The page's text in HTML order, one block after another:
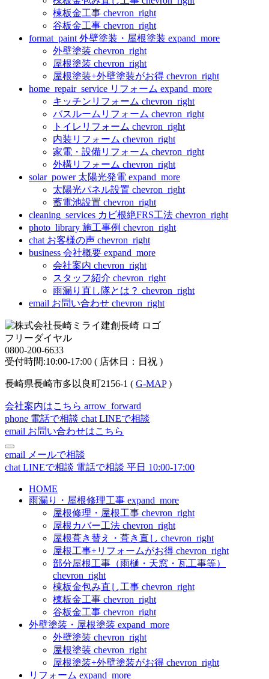
棟板金工事 chevron_right
谷板金工事 chevron_right
format_paint 外壁塗装・屋根塗装 expand_more
外壁塗装 chevron_right
屋根塗装 chevron_right
屋根塗装+外壁塗装がお得 chevron_right
home_repair_service リフォーム expand_more
キッチンリフォーム chevron_right
バスルームリフォーム chevron_right
トイレリフォーム chevron_right
内装リフォーム chevron_right
家電・設備リフォーム chevron_right
外構リフォーム chevron_right
solar_power 太陽光発電 expand_more
太陽光パネル設置 chevron_right
蓄電池設置 chevron_right
cleaning_services カビ根絶FRS工法 chevron_right
photo_library 施工事例 chevron_right
chat お客様の声 chevron_right
business 会社概要 expand_more
会社案内 chevron_right
スタッフ紹介 chevron_right
雨漏り直し隊とは？ chevron_right
email お問い合わせ chevron_right
フリーダイヤル
0800-200-6633
受付時間:10:00-17:00 ( 店休日：日祝 )
長崎県長崎市多以良町2156-1 ( G-MAP)
会社案内はこちら arrow_forward
phone 電話で相談 chat LINEで相談
email お問い合わせはこちら
email メールで相談
chat LINEで相談 電話で相談 平日 10:00-17:00
HOME
雨漏り・屋根修理工事 expand_more
屋根修理・屋根工事 chevron_right
屋根カバー工法 chevron_right
屋根葺き替え・葺き直し chevron_right
屋根工事+リフォームがお得 chevron_right
部分屋根工事（雨樋・天窓・瓦工事等）
chevron_right
棟板金包み直し工事 chevron_right
棟板金工事 chevron_right
谷板金工事 chevron_right
外壁塗装・屋根塗装 expand_more
外壁塗装 chevron_right
屋根塗装 chevron_right
屋根塗装+外壁塗装がお得 chevron_right
リフォーム expand_more